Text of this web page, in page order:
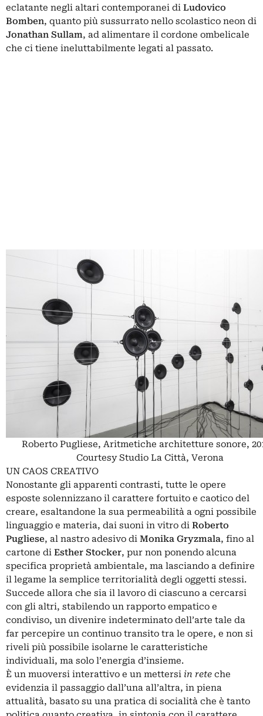
eclatante negli altari contemporanei di Ludovico
Bomben, quanto più sussurrato nello scolastico neon di
Jonathan Sullam, ad alimentare il cordone ombelicale
che ci tiene ineluttabilmente legati al passato.
Roberto Pugliese, Aritmetiche architetture sonore,
Courtesy Studio La Città, Verona
UN CAOS CREATIVO
Nonostante gli apparenti contrasti, tutte le opere
esposte solennizzano il carattere fortuito e caotico del
creare, esaltandone la sua permeabilità a ogni possibile
linguaggio e materia, dai suoni in vitro di Roberto
Pugliese, al nastro adesivo di Monika Gryzmala, fino al
cartone di Esther Stocker, pur non ponendo alcuna
specifica proprietà ambientale, ma lasciando a definire
il legame la semplice territorialità degli oggetti stessi.
Succede allora che sia il lavoro di ciascuno a cercarsi
con gli altri, stabilendo un rapporto empatico e
condiviso, un divenire indeterminato dell’arte tale da
far percepire un continuo transito tra le opere, e non si
riveli più possibile isolarne le caratteristiche
individuali, ma solo l’energia d’insieme.
È un muoversi interattivo e un mettersi in rete che
evidenzia il passaggio dall’una all’altra, in piena
attualità, basato su una pratica di socialità che è tanto